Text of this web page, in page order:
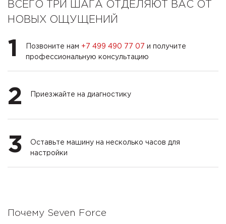
ВСЕГО ТРИ ШАГА ОТДЕЛЯЮТ ВАС ОТ
НОВЫХ ОЩУЩЕНИЙ
1 Позвоните нам +7 499 490 77 07 и получите
профессиональную консультацию
2 Приезжайте на диагностику
3
Оставьте машину на несколько часов для
настройки
Почему Seven Force